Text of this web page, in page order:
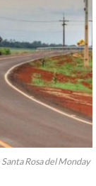
Rosa del Monday